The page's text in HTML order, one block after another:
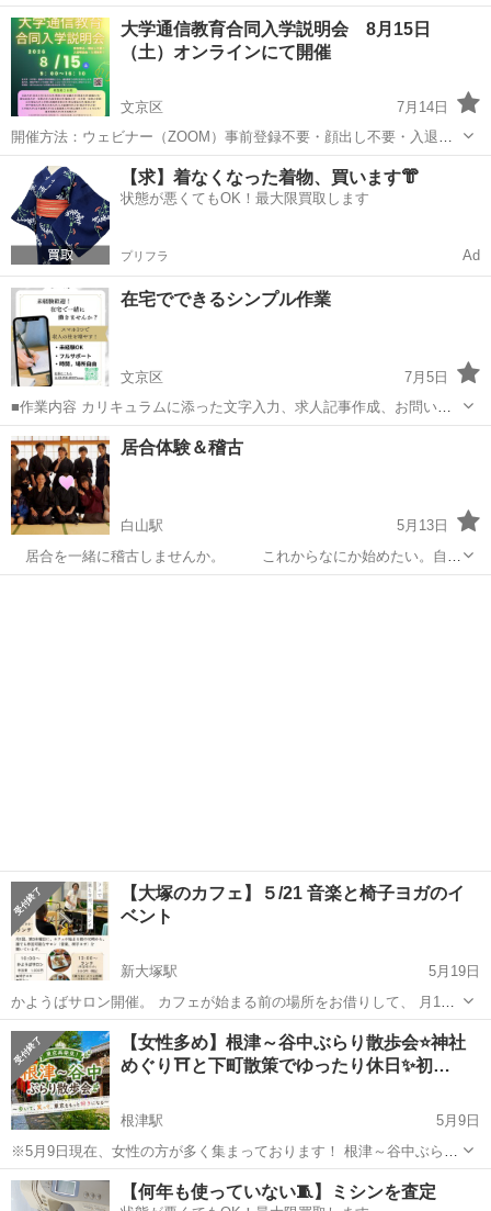
学美と癒しの館ェ 9月9日-13日 4泊5日 いつもの日常から17世紀の面影
を遺す『学びと癒しの館』へ。バルセロナの 静かな館で、創造...
東京 文京区 水道橋駅 その他 バルセロナ
大学通信教育合同入学説明会 8月15日
（土）オンラインにて開催
文京区
7月14日
開催方法：ウェビナー（ZOOM）事前登録不要・顔出し不要・入退場
自由・入場無料 当日URLをクリックするだけになります。 開催内
容：各大学・大学院・短期大学が時間割ごとに、通信教育での学びを
紹介します。ラジオ感覚で聞くこと...
東京 その他 オンライン
【求】着なくなった着物、買います👘
状態が悪くてもOK！最大限買取します
プリフラ Ad
在宅でできるシンプル作業
文京区
7月5日
■作業内容 カリキュラムに添った文字入力、求人記事作成、お問い合
わせのメッセージやり取り、SNSの運営など。 ・初心者の方でも安心
してお 仕 事していただけます ・作業量に比例して報 酬 U P！が見込
めます☆ ■活動...
東京 文京区 その他
居合体験＆稽古
白山駅
5月13日
居合を一緒に稽古しませんか。 これからなにか始めたい。自分
の表現を豊かにしていきたい。自分に集中したい。健康のために何か
【大塚のカフェ】５/21 音楽と椅子ヨガのイ
ベント
新大塚駅
5月19日
かようばサロン開催。 カフェが始まる前の場所をお借りして、 月1
回 第3木曜日に開催しています。 終わったら、カフェのランチを食
べます。(希望者のみ) 音楽と椅子ヨガがメインのイベント。 他は、 ・
脳トレ ・イントロ当て...
東京 文京区 新大塚駅 その他 ランチ
【女性多め】根津～谷中ぶらり散歩会‍⭐神社
めぐり⛩と下町散策でゆったり休日✨初…
根津駅
5月9日
※5月9日現在、女性の方が多く集まっております！ 根津～谷中ぶらり
散歩会 神社めぐり⛩と下町散策でゆったりした休日を過ごそう⭐ 「休
日に新しく友達をつくりたい！」 「下町ののんびりした空気に癒やさ
東京 文京区 根津駅
【何年も使っていない🧵】ミシンを査定